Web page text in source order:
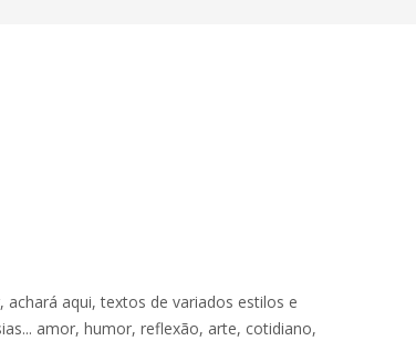
aqui, textos de variados estilos e
amor, humor, reflexão, arte, cotidiano,